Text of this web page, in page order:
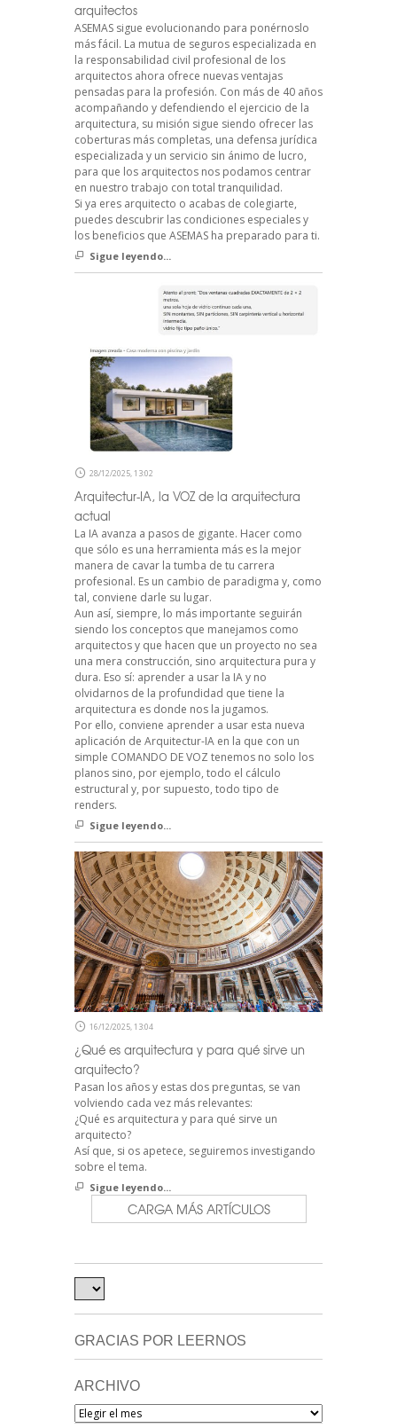
arquitectos
ASEMAS sigue evolucionando para ponérnoslo
más fácil. La mutua de seguros especializada en
la responsabilidad civil profesional de los
arquitectos ahora ofrece nuevas ventajas
pensadas para la profesión. Con más de 40 años
acompañando y defendiendo el ejercicio de la
arquitectura, su misión sigue siendo ofrecer las
coberturas más completas, una defensa jurídica
especializada y un servicio sin ánimo de lucro,
para que los arquitectos nos podamos centrar
en nuestro trabajo con total tranquilidad.
Si ya eres arquitecto o acabas de colegiarte,
puedes descubrir las condiciones especiales y
los beneficios que ASEMAS ha preparado para ti.
Sigue leyendo...
28/12/2025, 13:02
Arquitectur-IA, la VOZ de la arquitectura
actual
La IA avanza a pasos de gigante. Hacer como
que sólo es una herramienta más es la mejor
manera de cavar la tumba de tu carrera
profesional. Es un cambio de paradigma y, como
tal, conviene darle su lugar.
Aun así, siempre, lo más importante seguirán
siendo los conceptos que manejamos como
arquitectos y que hacen que un proyecto no sea
una mera construcción, sino arquitectura pura y
dura. Eso sí: aprender a usar la IA y no
olvidarnos de la profundidad que tiene la
arquitectura es donde nos la jugamos.
Por ello, conviene aprender a usar esta nueva
aplicación de Arquitectur-IA en la que con un
simple COMANDO DE VOZ tenemos no solo los
planos sino, por ejemplo, todo el cálculo
estructural y, por supuesto, todo tipo de
renders.
Sigue leyendo...
16/12/2025, 13:04
¿Qué es arquitectura y para qué sirve un
arquitecto?
Pasan los años y estas dos preguntas, se van
volviendo cada vez más relevantes:
¿Qué es arquitectura y para qué sirve un
arquitecto?
Así que, si os apetece, seguiremos investigando
sobre el tema.
Sigue leyendo...
CARGA MÁS ARTÍCULOS
GRACIAS POR LEERNOS
ARCHIVO
Archivo